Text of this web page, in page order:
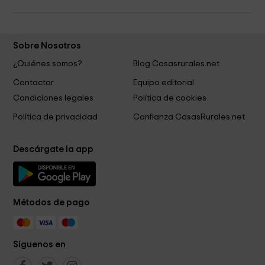
Sobre Nosotros
¿Quiénes somos?
Blog Casasrurales.net
Contactar
Equipo editorial
Condiciones legales
Política de cookies
Política de privacidad Confianza CasasRurales.net
Descárgate la app
Métodos de pago
Síguenos en